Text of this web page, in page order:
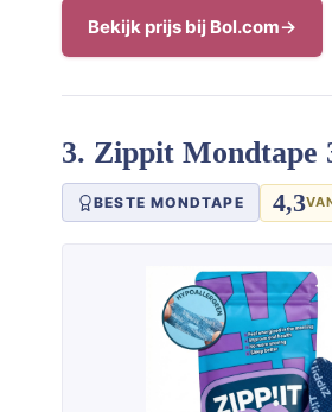
Bekijk prijs bij Bol.com
3. Zippit Mondtape
BESTE MONDTAPE 4,3